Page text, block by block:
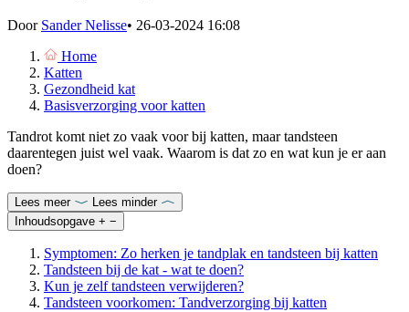
Door Sander Nelisse• 26-03-2024 16:08
Home
Katten
Gezondheid kat
Basisverzorging voor katten
Tandrot komt niet zo vaak voor bij katten, maar tandsteen
daarentegen juist wel vaak. Waarom is dat zo en wat kun je er aan
doen?
Lees meer
Lees minder
Inhoudsopgave + −
Symptomen: Zo herken je tandplak en tandsteen bij katten
Tandsteen bij de kat - wat te doen?
Kun je zelf tandsteen verwijderen?
Tandsteen voorkomen: Tandverzorging bij katten